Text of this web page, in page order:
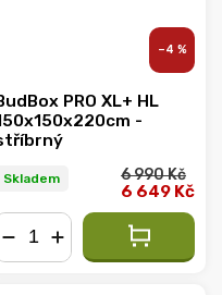
–4 %
PRO XL+ HL
-
Skladem 6 990 Kč
6 649 Kč